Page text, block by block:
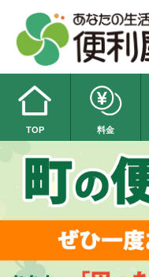
TOP 料金